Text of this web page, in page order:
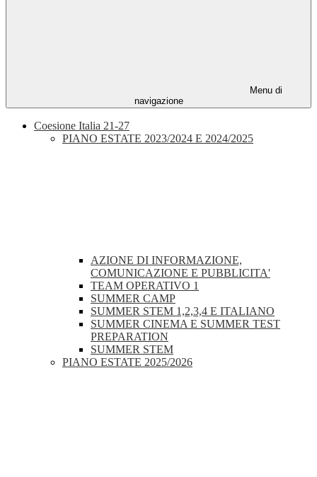
Menu di
navigazione
Coesione Italia 21-27
PIANO ESTATE 2023/2024 E 2024/2025
AZIONE DI INFORMAZIONE,
COMUNICAZIONE E PUBBLICITA'
TEAM OPERATIVO 1
SUMMER CAMP
SUMMER STEM 1,2,3,4 E ITALIANO
SUMMER CINEMA E SUMMER TEST
PREPARATION
SUMMER STEM
PIANO ESTATE 2025/2026